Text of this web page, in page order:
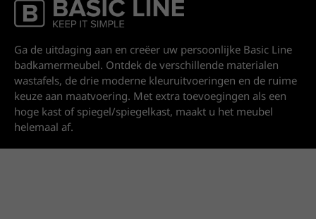
Basic Line
Ga de uitdaging aan en creëer uw persoonlijke Basic Line
badkamermeubel. Ontdek de verschillende materialen
wastafels, de drie moderne kleuruitvoeringen en de ruime
keuze aan maatvoering. Met extra toevoegingen als een
hoge kast of spiegel/spiegelkast, maakt u het meubel
helemaal af.